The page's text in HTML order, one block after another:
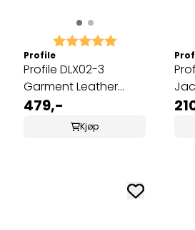
Karakter: 5.0 av 5 mulige
Profile
Profile DLX02-3
Garment Leather
Strap Black
479,-
Kjøp